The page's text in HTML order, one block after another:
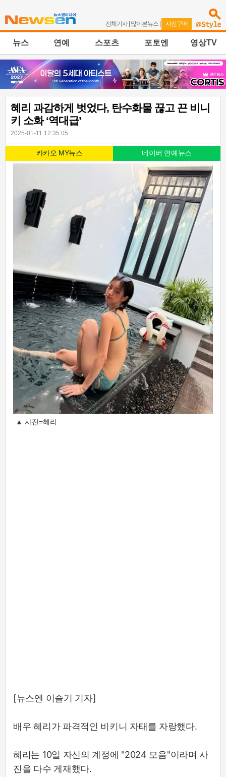
전체기사| 많이본뉴스 | 사진구매
뉴스 연예 스포츠 포토엔 영상TV
혜리 과감하게 벗었다, 탄수화물 끊고 끈 비니
키 소화 ‘역대급’
2025-01-11 12:35:05
카카오 MY뉴스 네이버 연예뉴스
▲ 사진=혜리
[뉴스엔 이슬기 기자]
배우 혜리가 파격적인 비키니 자태를 자랑했다.
혜리는 10일 자신의 계정에 "2024 모음"이라며 사
진을 다수 게재했다.